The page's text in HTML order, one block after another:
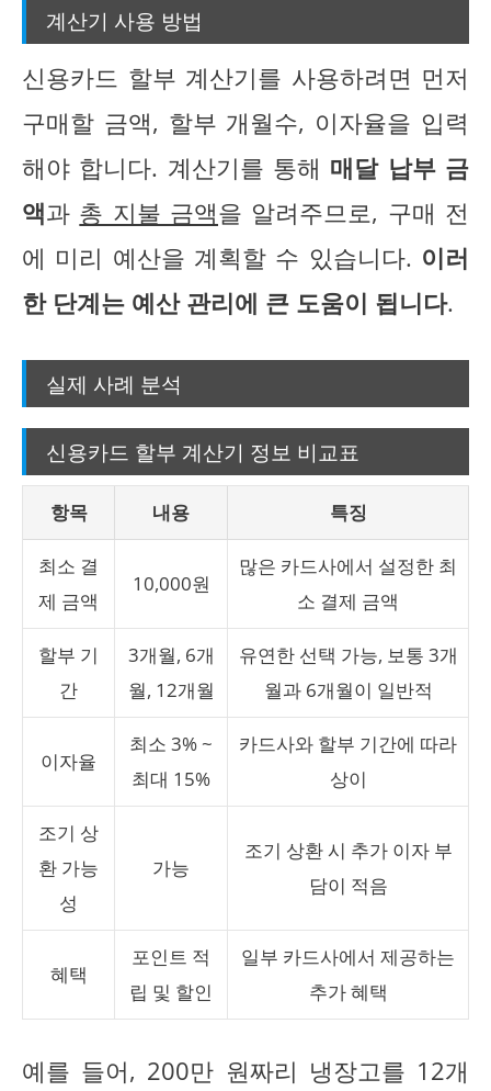
계산기 사용 방법
신용카드 할부 계산기를 사용하려면 먼저
구매할 금액, 할부 개월수, 이자율을 입력
해야 합니다. 계산기를 통해 매달 납부 금
액과 총 지불 금액을 알려주므로, 구매 전
에 미리 예산을 계획할 수 있습니다. 이러
한 단계는 예산 관리에 큰 도움이 됩니다.
실제 사례 분석
신용카드 할부 계산기 정보 비교표
항목 내용 특징
최소 결
제 금액
10,000원
많은 카드사에서 설정한 최
소 결제 금액
할부 기
간
3개월, 6개
월, 12개월
유연한 선택 가능, 보통 3개
월과 6개월이 일반적
이자율
최소 3% ~
최대 15%
카드사와 할부 기간에 따라
상이
조기 상
환 가능
성
가능
조기 상환 시 추가 이자 부
담이 적음
혜택
포인트 적
립 및 할인
일부 카드사에서 제공하는
추가 혜택
예를 들어, 200만 원짜리 냉장고를 12개